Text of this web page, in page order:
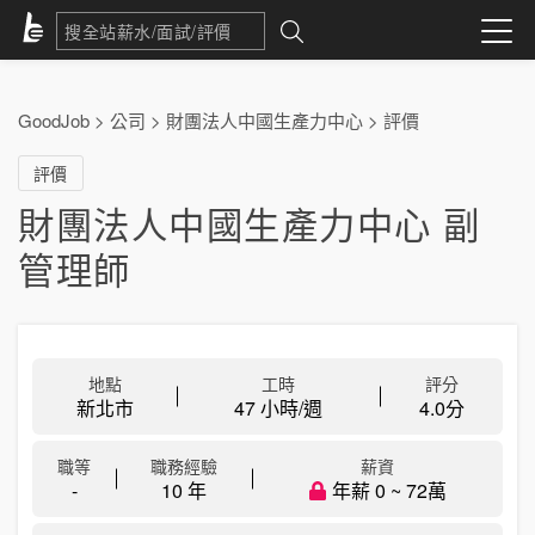
GoodJob > 公司 > 財團法人中國生產力中心 > 評價
評價
財團法人中國生產力中心 副
管理師
地點
新北市
工時
47 小時/週
評分
4.0分
職等
-
職務經驗
10 年
薪資
年薪 0 ~ 72萬